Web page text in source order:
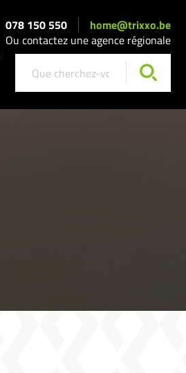
078 150 550
home@trixxo.be
Ou contactez une agence régionale